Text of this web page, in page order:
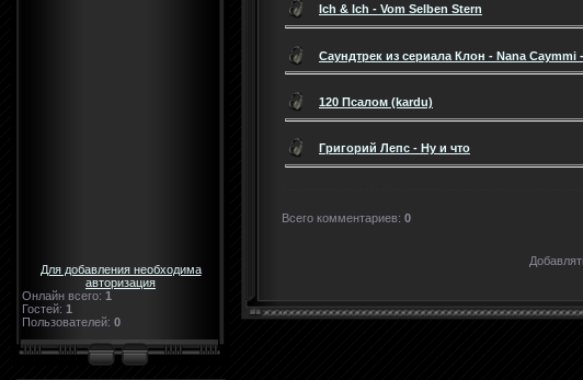
Для добавления необходима
авторизация
Онлайн всего: 1
Гостей: 1
Пользователей: 0
Ich & Ich - Vom Selben Stern
Cаундтрек из сериала Клон - Nana Caymmi
120 Псалом (kardu)
Григорий Лепс - Ну и что
Всего комментариев: 0